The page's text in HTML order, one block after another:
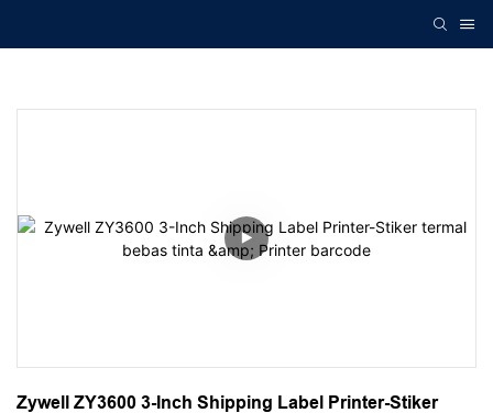
Zywell ZY3600 3-Inch Shipping Label Printer-Stiker